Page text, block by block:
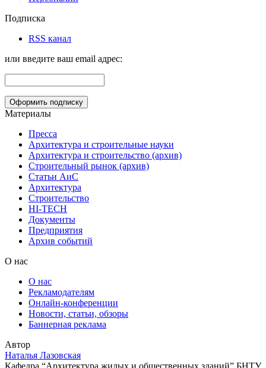
Подписка
RSS канал
или введите ваш email адрес:
Материалы
Пресса
Архитектура и строительные науки
Архитектура и строительство (архив)
Строительный рынок (архив)
Статьи АиС
Архитектура
Строительство
HI-TECH
Документы
Предприятия
Архив событий
О нас
О нас
Рекламодателям
Онлайн-конференции
Новости, статьи, обзоры
Баннерная реклама
Автор
Наталья Лазовская